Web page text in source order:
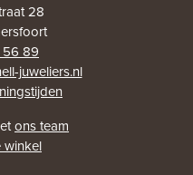
28
56 89
juweliers.nl
ons team
winkel